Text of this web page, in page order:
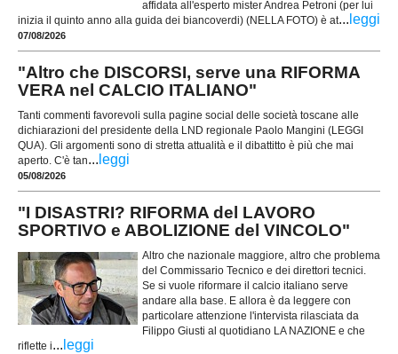
affidata all'esperto mister Andrea Petroni (per lui
inizia il quinto anno alla guida dei biancoverdi) (NELLA FOTO) è at... leggi
07/08/2026
"Altro che DISCORSI, serve una RIFORMA
VERA nel CALCIO ITALIANO"
Tanti commenti favorevoli sulla pagine social delle società toscane alle
dichiarazioni del presidente della LND regionale Paolo Mangini (LEGGI
QUA). Gli argomenti sono di stretta attualità e il dibattitto è più che mai
aperto. C'è tan... leggi
05/08/2026
"I DISASTRI? RIFORMA del LAVORO
SPORTIVO e ABOLIZIONE del VINCOLO"
Altro che nazionale maggiore, altro che problema
del Commissario Tecnico e dei direttori tecnici.
Se si vuole riformare il calcio italiano serve
andare alla base. E allora è da leggere con
particolare attenzione l'intervista rilasciata da
Filippo Giusti al quotidiano LA NAZIONE e che
riflette i... leggi